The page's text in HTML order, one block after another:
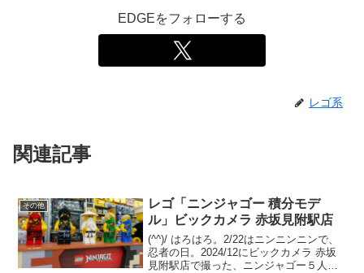
EDGEをフォローする
レゴ系
関連記事
その他
レゴ「ニンジャゴー 積分モデ
ル」ビックカメラ 赤坂見附駅店
(^^)/ はろはろ。2/22はニンニンニンで、
忍者の日。2024/12にビックカメラ 赤坂
見附駅店で撮った、ニンジャゴー５人